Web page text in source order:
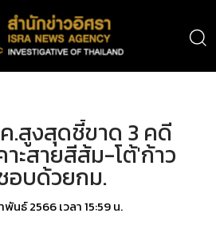
.สูงสุดชี้ขาด 3 คดี
ะสายสีส้ม-โต้'ก้าว
อบด้วยกม.
ธ์ 2566 เวลา 15:59 น.